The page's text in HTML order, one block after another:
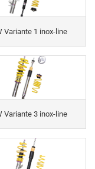
Variante 1 inox-line
Variante 3 inox-line